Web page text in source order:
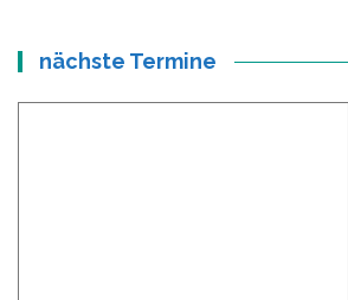
nächste Termine